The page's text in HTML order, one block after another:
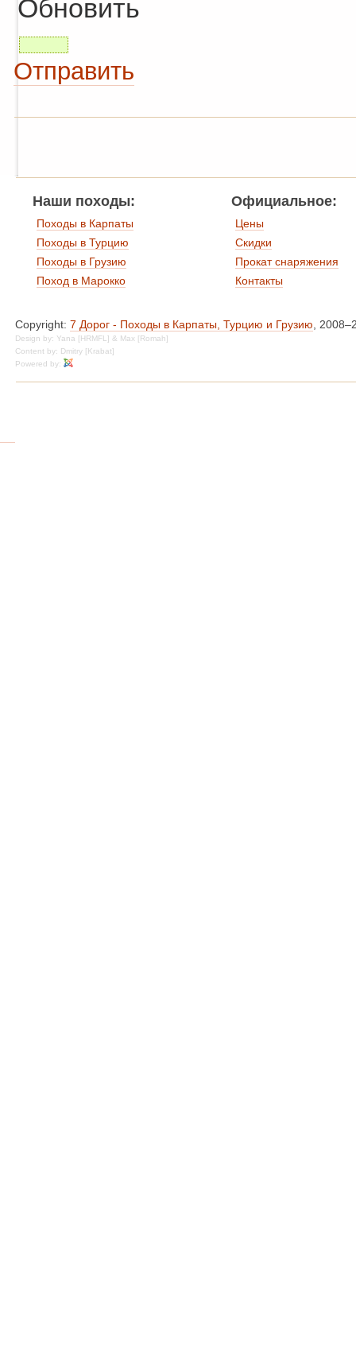
Обновить
Отправить
Наши походы:
Походы в Карпаты
Походы в Турцию
Походы в Грузию
Поход в Марокко
Официальное:
Цены
Скидки
Прокат снаряжения
Контакты
Copyright: 7 Дорог - Походы в Карпаты, Турцию и Грузию,
Design by: Yana [HRMFL] & Max [Romah]
Content by: Dmitry [Krabat]
Powered by: